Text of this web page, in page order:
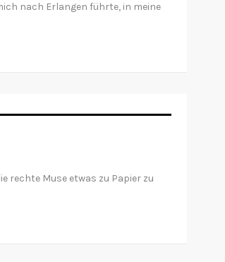
nach Erlangen führte, in meine
rechte Muse etwas zu Papier zu